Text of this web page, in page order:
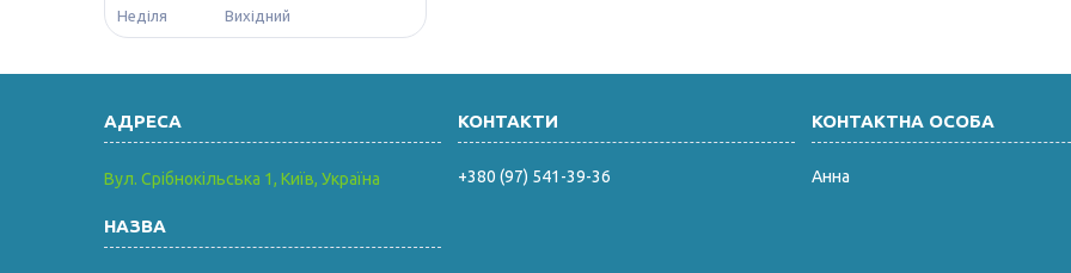
Неділя
Вихідний
Вул. Срібнокільська 1, Київ, Україна +380 (97) 541-39-36 Анна